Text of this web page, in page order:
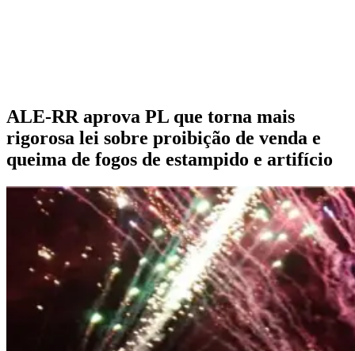
rigorosa lei sobre proibição de venda e
queima de fogos de estampido e artifício